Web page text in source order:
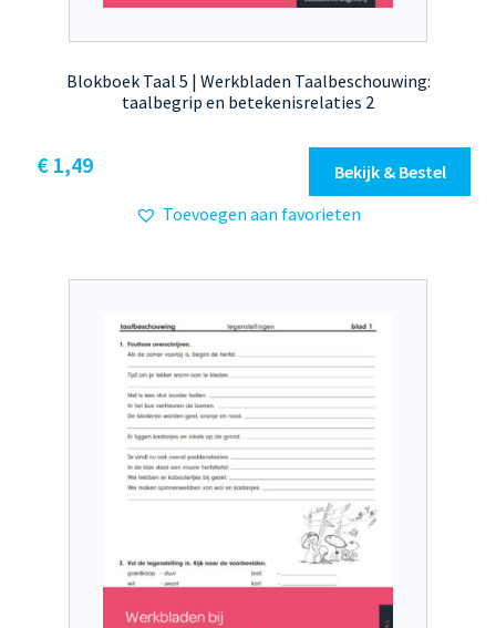
Blokboek Taal 5 | Werkbladen Taalbeschouwing:
taalbegrip en betekenisrelaties 2
€1,49
Bekijk & Bestel
Toevoegen aan favorieten